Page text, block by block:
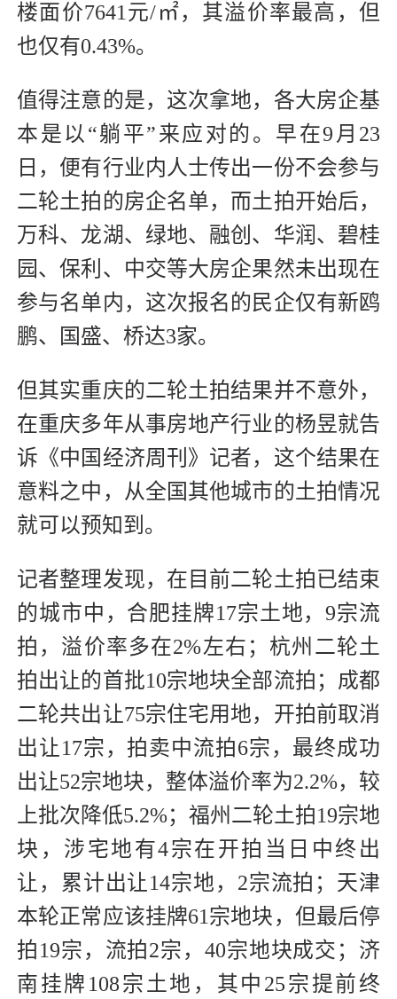
楼面价7641元/㎡，其溢价率最高，但
也仅有0.43%。
值得注意的是，这次拿地，各大房企基
本是以“躺平”来应对的。早在9月23
日，便有行业内人士传出一份不会参与
二轮土拍的房企名单，而土拍开始后，
万科、龙湖、绿地、融创、华润、碧桂
园、保利、中交等大房企果然未出现在
参与名单内，这次报名的民企仅有新鸥
鹏、国盛、桥达3家。
但其实重庆的二轮土拍结果并不意外，
在重庆多年从事房地产行业的杨昱就告
诉《中国经济周刊》记者，这个结果在
意料之中，从全国其他城市的土拍情况
就可以预知到。
记者整理发现，在目前二轮土拍已结束
的城市中，合肥挂牌17宗土地，9宗流
拍，溢价率多在2%左右；杭州二轮土
拍出让的首批10宗地块全部流拍；成都
二轮共出让75宗住宅用地，开拍前取消
出让17宗，拍卖中流拍6宗，最终成功
出让52宗地块，整体溢价率为2.2%，较
上批次降低5.2%；福州二轮土拍19宗地
块，涉宅地有4宗在开拍当日中终出
让，累计出让14宗地，2宗流拍；天津
本轮正常应该挂牌61宗地块，但最后停
拍19宗，流拍2宗，40宗地块成交；济
南挂牌108宗土地，其中25宗提前终